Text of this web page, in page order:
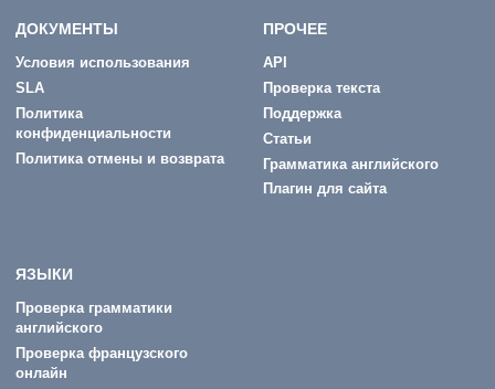
ДОКУМЕНТЫ
Условия использования
SLA
Политика
конфиденциальности
Политика отмены и возврата
ПРОЧЕЕ
API
Проверка текста
Поддержка
Статьи
Грамматика английского
Плагин для сайта
ЯЗЫКИ
Проверка грамматики
английского
Проверка французского
онлайн